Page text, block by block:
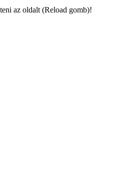
az oldalt (Reload gomb)!